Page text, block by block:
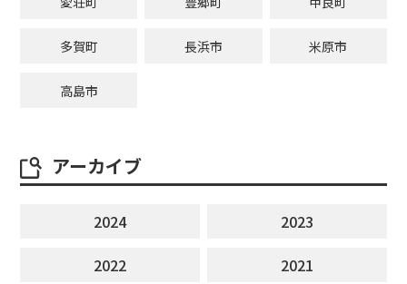
多賀町 長浜市 米原市
高島市
アーカイブ
2024
2023
2022
2021